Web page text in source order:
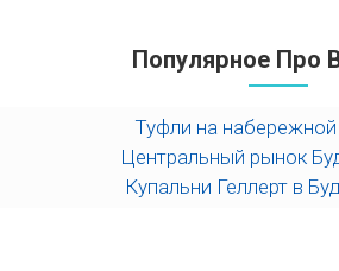
Популярное Про
Туфли на
Центральный рынок
Купальни Геллерт в